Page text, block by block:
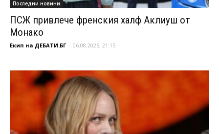
Последни новини
ПСЖ привлече френския халф Аклиуш от
Монако
Екип на ДЕБАТИ.БГ - 06.08.2026, 21:15